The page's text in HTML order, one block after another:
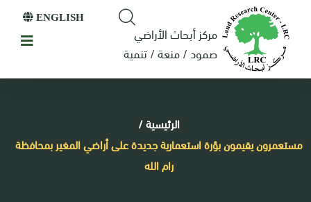
مركز أبحاث الأراضي
صمود / منعة / تنمية
ENGLISH
الرئيسية/
مستعمرون يقيمون بؤرة استعمارية جديدة على أراضي المغير بمحافظة
رام الله